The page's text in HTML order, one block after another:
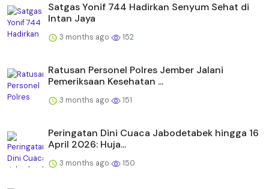
Satgas Yonif 744 Hadirkan Senyum Sehat di
Intan Jaya
3 months ago 152
Ratusan Personel Polres Jember Jalani
Pemeriksaan Kesehatan ...
3 months ago 151
Peringatan Dini Cuaca Jabodetabek hingga 16
April 2026: Huja...
3 months ago 150